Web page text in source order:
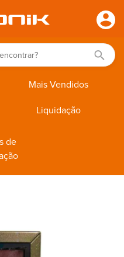
Mais Vendidos
Liquidação
de